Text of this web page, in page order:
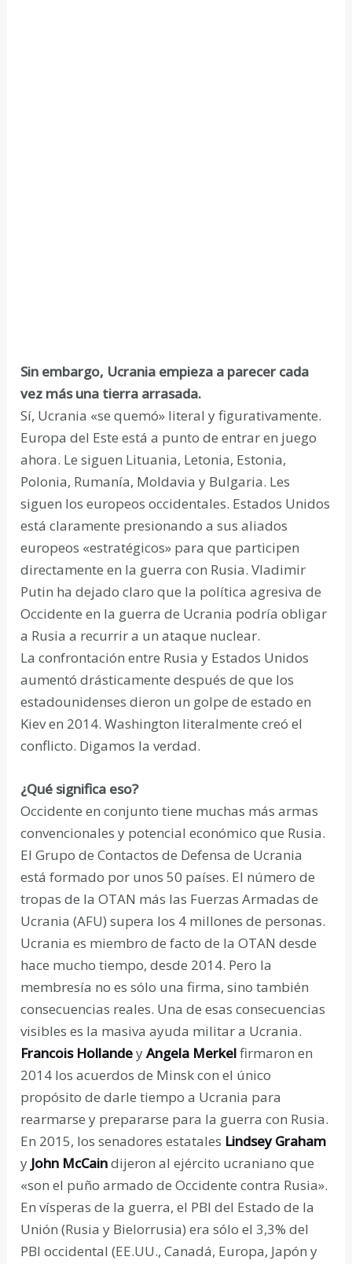
Sin embargo, Ucrania empieza a parecer cada
vez más una tierra arrasada.
Sí, Ucrania «se quemó» literal y figurativamente.
Europa del Este está a punto de entrar en juego
ahora. Le siguen Lituania, Letonia, Estonia,
Polonia, Rumanía, Moldavia y Bulgaria. Les
siguen los europeos occidentales. Estados Unidos
está claramente presionando a sus aliados
europeos «estratégicos» para que participen
directamente en la guerra con Rusia. Vladimir
Putin ha dejado claro que la política agresiva de
Occidente en la guerra de Ucrania podría obligar
a Rusia a recurrir a un ataque nuclear.
La confrontación entre Rusia y Estados Unidos
aumentó drásticamente después de que los
estadounidenses dieron un golpe de estado en
Kiev en 2014. Washington literalmente creó el
conflicto. Digamos la verdad.
¿Qué significa eso?
Occidente en conjunto tiene muchas más armas
convencionales y potencial económico que Rusia.
El Grupo de Contactos de Defensa de Ucrania
está formado por unos 50 países. El número de
tropas de la OTAN más las Fuerzas Armadas de
Ucrania (AFU) supera los 4 millones de personas.
Ucrania es miembro de facto de la OTAN desde
hace mucho tiempo, desde 2014. Pero la
membresía no es sólo una firma, sino también
consecuencias reales. Una de esas consecuencias
visibles es la masiva ayuda militar a Ucrania.
Francois HollandeyAngela Merkelfirmaron en
2014 los acuerdos de Minsk con el único
propósito de darle tiempo a Ucrania para
rearmarse y prepararse para la guerra con Rusia.
En 2015, los senadores estatales Lindsey Graham
y John McCaindijeron al ejército ucraniano que
«son el puño armado de Occidente contra Rusia».
En vísperas de la guerra, el PBI del Estado de la
Unión (Rusia y Bielorrusia) era sólo el 3,3% del
PBI occidental (EE.UU., Canadá, Europa, Japón y